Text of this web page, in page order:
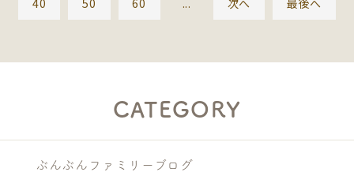
40 50 60 ... 次へ 最後へ
CATEGORY
ぶんぶんファミリーブログ